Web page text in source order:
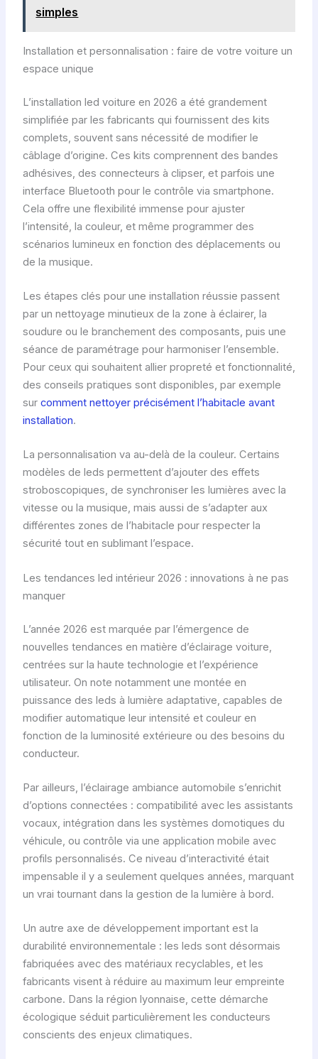
simples
Installation et personnalisation : faire de votre voiture un
espace unique
L’installation led voiture en 2026 a été grandement
simplifiée par les fabricants qui fournissent des kits
complets, souvent sans nécessité de modifier le
câblage d’origine. Ces kits comprennent des bandes
adhésives, des connecteurs à clipser, et parfois une
interface Bluetooth pour le contrôle via smartphone.
Cela offre une flexibilité immense pour ajuster
l’intensité, la couleur, et même programmer des
scénarios lumineux en fonction des déplacements ou
de la musique.
Les étapes clés pour une installation réussie passent
par un nettoyage minutieux de la zone à éclairer, la
soudure ou le branchement des composants, puis une
séance de paramétrage pour harmoniser l’ensemble.
Pour ceux qui souhaitent allier propreté et fonctionnalité,
des conseils pratiques sont disponibles, par exemple
sur comment nettoyer précisément l’habitacle avant
installation.
La personnalisation va au-delà de la couleur. Certains
modèles de leds permettent d’ajouter des effets
stroboscopiques, de synchroniser les lumières avec la
vitesse ou la musique, mais aussi de s’adapter aux
différentes zones de l’habitacle pour respecter la
sécurité tout en sublimant l’espace.
Les tendances led intérieur 2026 : innovations à ne pas
manquer
L’année 2026 est marquée par l’émergence de
nouvelles tendances en matière d’éclairage voiture,
centrées sur la haute technologie et l’expérience
utilisateur. On note notamment une montée en
puissance des leds à lumière adaptative, capables de
modifier automatique leur intensité et couleur en
fonction de la luminosité extérieure ou des besoins du
conducteur.
Par ailleurs, l’éclairage ambiance automobile s’enrichit
d’options connectées : compatibilité avec les assistants
vocaux, intégration dans les systèmes domotiques du
véhicule, ou contrôle via une application mobile avec
profils personnalisés. Ce niveau d’interactivité était
impensable il y a seulement quelques années, marquant
un vrai tournant dans la gestion de la lumière à bord.
Un autre axe de développement important est la
durabilité environnementale : les leds sont désormais
fabriquées avec des matériaux recyclables, et les
fabricants visent à réduire au maximum leur empreinte
carbone. Dans la région lyonnaise, cette démarche
écologique séduit particulièrement les conducteurs
conscients des enjeux climatiques.